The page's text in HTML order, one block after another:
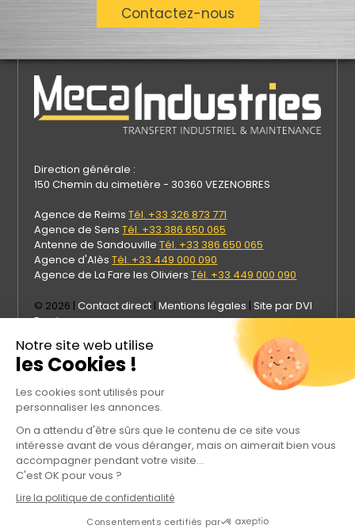
Notre site web utilise
les Cookies !
Les cookies sont utilisés pour
personnaliser les annonces.
On a attendu d'être sûrs que le contenu de ce site vous
intéresse avant de vous déranger, mais on aimerait bien vous
accompagner pendant votre visite...
C'est OK pour vous ?
Lire la politique de confidentialité
Consentements certifiés par
Contactez-nous
Direction générale :
150 Chemin du cimetière - 30360 VEZENOBRES
Agence de ReimsTél. +33 326 873 771
Agence de SensTél. +33 386 650 065
Antenne de SandouvilleTél. +33 386 650 065
Agence d'AlèsTél. +33 449 000 090
Agence de La Fare les OliviersTél. +33 449 000 090
© 2026 |Contact direct |Mentions légales |Site par DVI
Prod
Rejoignez Meca Industries sur les réseaux sociaux